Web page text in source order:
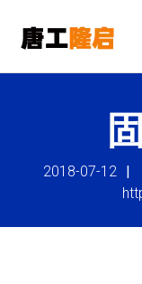
2018-07-12 |